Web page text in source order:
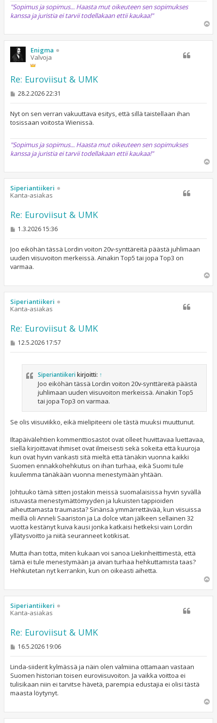
"Sopimus ja sopimus... Haasta mut oikeuteen sen sopimukses
kanssa ja juristia ei tarvii todellakaan ettii kaukaa!"
ö
Enigma
Valvoja
Re: Euroviisut & UMK
V
s
t
i
28.2.2026 22:31
Nyt on sen verran vakuuttava esitys, että sillä taistellaan ihan
tosissaan voitosta Wienissä.
"Sopimus ja sopimus... Haasta mut oikeuteen sen sopimukses
kanssa ja juristia ei tarvii todellakaan ettii kaukaa!"
ö
Siperiantiikeri
Kanta-asiakas
Re: Euroviisut & UMK
V
s
t
i
1.3.2026 15:36
Joo eiköhän tässä Lordin voiton 20v-synttäreitä päästä juhlimaan
uuden viisuvoiton merkeissä. Ainakin Top5 tai jopa Top3 on
varmaa.
ö
Siperiantiikeri
Kanta-asiakas
Re: Euroviisut & UMK
V12.5.2026 17:57
Siperiantiikeri kirjoitti: ↑
Joo eiköhän tässä Lordin voiton 20v-synttäreitä päästä
juhlimaan uuden viisuvoiton merkeissä. Ainakin Top5
tai jopa Top3 on varmaa.
Se olis viisuviikko, eikä mielipiteeni ole tästä muuksi muuttunut.
Iltapäivälehtien kommenttiosastot ovat olleet huvittavaa luettavaa,
siellä kirjoittavat ihmiset ovat ilmeisesti sekä sokeita että kuuroja
kun ovat hyvin vankasti sitä mieltä että tänäkin vuonna kaikki
Suomen ennakkohehkutus on ihan turhaa, eikä Suomi tule
kuulemma tänäkään vuonna menestymään yhtään.
Johtuuko tämä sitten jostakin meissä suomalaisissa hyvin syvällä
istuvasta menestymättömyyden ja lukuisten tappioiden
aiheuttamasta traumasta? Sinänsä ymmärrettävää, kun viisuissa
meillä oli Anneli Saariston ja La dolce vitan jälkeen sellainen 32
vuotta kestänyt kuiva kausi jonka katkaisi hetkeksi vain Lordin
yllätysvoitto ja niitä seuranneet kotikisat.
Mutta ihan totta, miten kukaan voi sanoa Liekinheittimestä, että
tämä ei tule menestymään ja aivan turhaa hehkuttamista taas?
Hehkutetan nyt kerrankin, kun on oikeasti aihetta.
ö
Siperiantiikeri
Kanta-asiakas
Re: Euroviisut & UMK
V
s
t
i
16.5.2026 19:06
Linda-siiderit kylmässä ja näin olen valmiina ottamaan vastaan
Suomen historian toisen euroviisuvoiton. Ja vaikka voittoa ei
tulisikaan niin ei tarvitse hävetä, parempia edustajia ei olisi tästä
maasta löytynyt.
ö